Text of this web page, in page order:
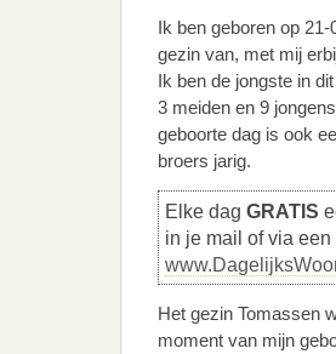
Ik ben geboren op 21-
gezin van, met mij
Ik ben de jongste in
3 meiden en 9
geboorte dag is ook
broers jarig.
Elke dag GRATIS
in je mail of via
Het gezin Tomassen
moment van mijn